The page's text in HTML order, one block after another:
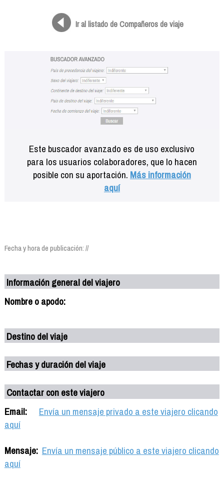
Ir al listado de Compañeros de viaje
Este buscador avanzado es de uso exclusivo
para los usuarios colaboradores, que lo hacen
posible con su aportación. Más información
aquí
Fecha y hora de publicación: //
Información general del viajero
Nombre o apodo:
Destino del viaje
Fechas y duración del viaje
Contactar con este viajero
Email:
Envía un mensaje privado a este viajero clicando
aquí
Mensaje: Envía un mensaje público a este viajero clicando
aquí